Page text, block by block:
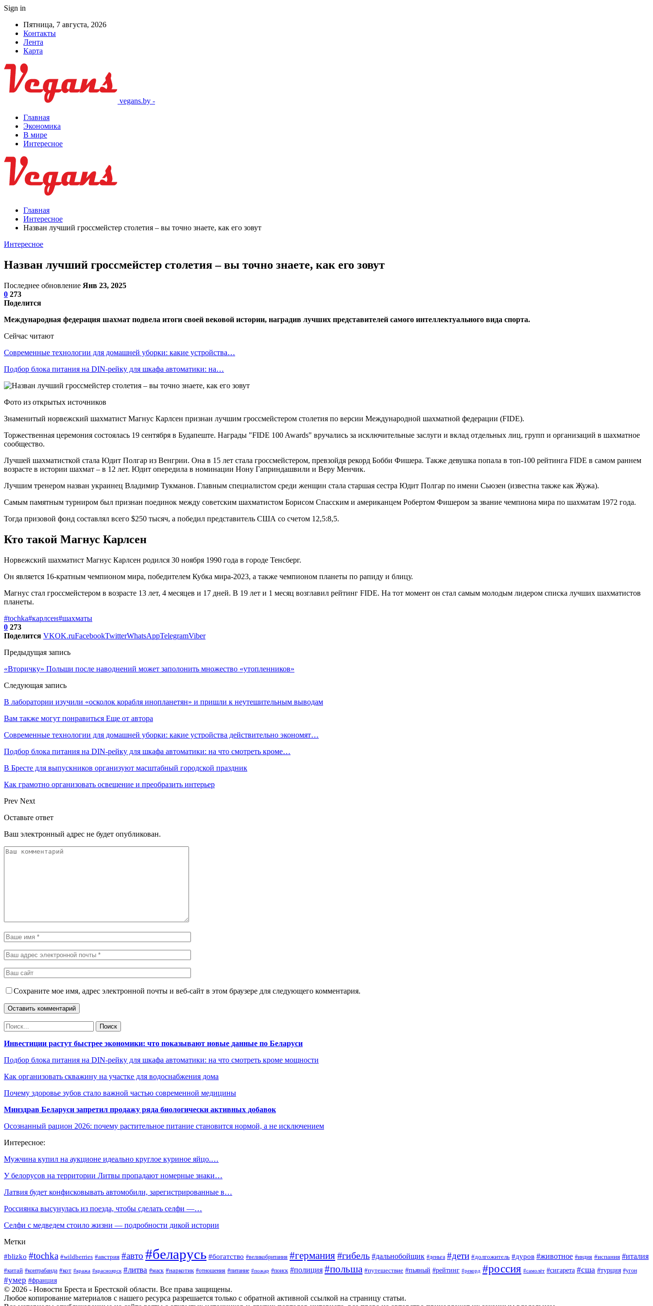
Sign in
Пятница, 7 августа, 2026
Контакты
Лента
Карта
vegans.by -
Главная
Экономика
В мире
Интересное
Главная
Интересное
Назван лучший гроссмейстер столетия – вы точно знаете, как его зовут
Интересное
Назван лучший гроссмейстер столетия – вы точно знаете, как его зовут
Последнее обновление Янв 23, 2025
0 273
Поделится
Международная федерация шахмат подвела итоги своей вековой истории, наградив лучших представителей самого интеллектуального вида спорта.
Сейчас читают
Современные технологии для домашней уборки: какие устройства…
Подбор блока питания на DIN-рейку для шкафа автоматики: на…
Фото из открытых источников
Знаменитый норвежский шахматист Магнус Карлсен признан лучшим гроссмейстером столетия по версии Международной шахматной федерации (FIDE).
Торжественная церемония состоялась 19 сентября в Будапеште. Награды "FIDE 100 Awards" вручались за исключительные заслуги и вклад отдельных лиц, групп и организаций в шахматное
сообщество.
Лучшей шахматисткой стала Юдит Полгар из Венгрии. Она в 15 лет стала гроссмейстером, превзойдя рекорд Бобби Фишера. Также девушка попала в топ-100 рейтинга FIDE в самом раннем
возрасте в истории шахмат – в 12 лет. Юдит опередила в номинации Нону Гаприндашвили и Веру Менчик.
Лучшим тренером назван украинец Владимир Тукманов. Главным специалистом среди женщин стала старшая сестра Юдит Полгар по имени Сьюзен (известна также как Жужа).
Самым памятным турниром был признан поединок между советским шахматистом Борисом Спасским и американцем Робертом Фишером за звание чемпиона мира по шахматам 1972 года.
Тогда призовой фонд составлял всего $250 тысяч, а победил представитель США со счетом 12,5:8,5.
Кто такой Магнус Карлсен
Норвежский шахматист Магнус Карлсен родился 30 ноября 1990 года в городе Тенсберг.
Он является 16-кратным чемпионом мира, победителем Кубка мира-2023, а также чемпионом планеты по рапиду и блицу.
Магнус стал гроссмейстером в возрасте 13 лет, 4 месяцев и 17 дней. В 19 лет и 1 месяц возглавил рейтинг FIDE. На тот момент он стал самым молодым лидером списка лучших шахматистов
планеты.
#tochka#карлсен#шахматы
0 273
Поделится VKOK.ruFacebookTwitterWhatsAppTelegramViber
Предыдущая запись
«Вторичку» Польши после наводнений может заполонить множество «утопленников»
Следующая запись
В лаборатории изучили «осколок корабля инопланетян» и пришли к неутешительным выводам
Вам также могут понравиться Еще от автора
Современные технологии для домашней уборки: какие устройства действительно экономят…
Подбор блока питания на DIN-рейку для шкафа автоматики: на что смотреть кроме…
В Бресте для выпускников организуют масштабный городской праздник
Как грамотно организовать освещение и преобразить интерьер
Prev Next
Оставьте ответ
Ваш электронный адрес не будет опубликован.
Сохраните мое имя, адрес электронной почты и веб-сайт в этом браузере для следующего комментария.
Инвестиции растут быстрее экономики: что показывают новые данные по Беларуси
Подбор блока питания на DIN-рейку для шкафа автоматики: на что смотреть кроме мощности
Как организовать скважину на участке для водоснабжения дома
Почему здоровье зубов стало важной частью современной медицины
Минздрав Беларуси запретил продажу ряда биологически активных добавок
Осознанный рацион 2026: почему растительное питание становится нормой, а не исключением
Интересное:
Мужчина купил на аукционе идеально круглое куриное яйцо.…
У белорусов на территории Литвы пропадают номерные знаки…
Латвия будет конфисковывать автомобили, зарегистрированные в…
Россиянка высунулась из поезда, чтобы сделать селфи —…
Селфи с медведем стоило жизни — подробности дикой истории
Метки
#blizko #tochka #wildberries #австрия #авто #беларусь #богатство #великобритания #германия#гибель #дальнобойщик #деньга #дети #долгожитель #дуров #животное #индия #испания #италия
#китай #контрабанда #кот #кража #красноярск #литва #маск #наркотик #отношения #питание #пожар #поиск #полиция #польша #путешествие #пьяный #рейтинг #рекорд #россия #самолёт #сигарета #сша #турция #угон
#умер #франция
© 2026 - Новости Бреста и Брестской области. Все права защищены.
Любое копирование материалов с нашего ресурса разрешается только с обратной активной ссылкой на страницу статьи.